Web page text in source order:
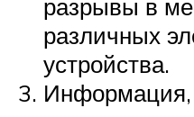
разрывы в
различных
устройства.
Информация,